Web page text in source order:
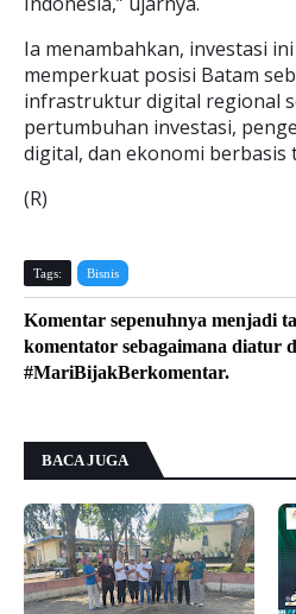
Ia menambahkan, investasi
memperkuat posisi Batam
infrastruktur digital regional
pertumbuhan investasi,
digital, dan ekonomi
(R)
Tags: Bisnis
Komentar sepenuhnya menjadi
komentator sebagaimana diatur
#MariBijakBerkomentar.
BACA JUGA